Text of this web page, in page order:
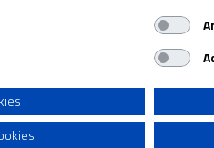
por el Ministerio de
acogida”, que dura seis
de familias de extrema
advertising
content